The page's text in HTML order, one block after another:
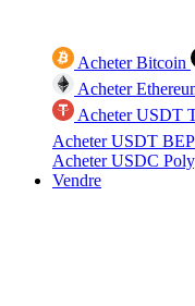
Acheter Bitcoin
Acheter
Acheter USDT
Acheter USDT
Acheter USDC
Vendre